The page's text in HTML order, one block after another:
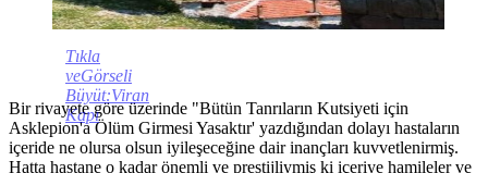
Tıkla
veGörseli
Büyüt:Viran
Kapı
Bir rivayete göre üzerinde "Bütün Tanrıların Kutsiyeti için
Asklepion'a Ölüm Girmesi Yasaktır' yazdığından dolayı hastaların
içeride ne olursa olsun iyileşeceğine dair inançları kuvvetlenirmiş.
Hatta hastane o kadar önemli ve prestijliymiş ki içeriye hamileler ve